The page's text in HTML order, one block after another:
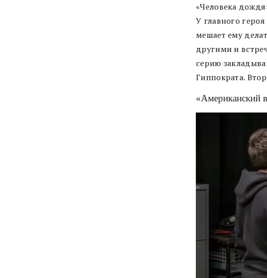
«Человека
У главного
мешает ему
другими и
серию
Гиппократа.
«Американский